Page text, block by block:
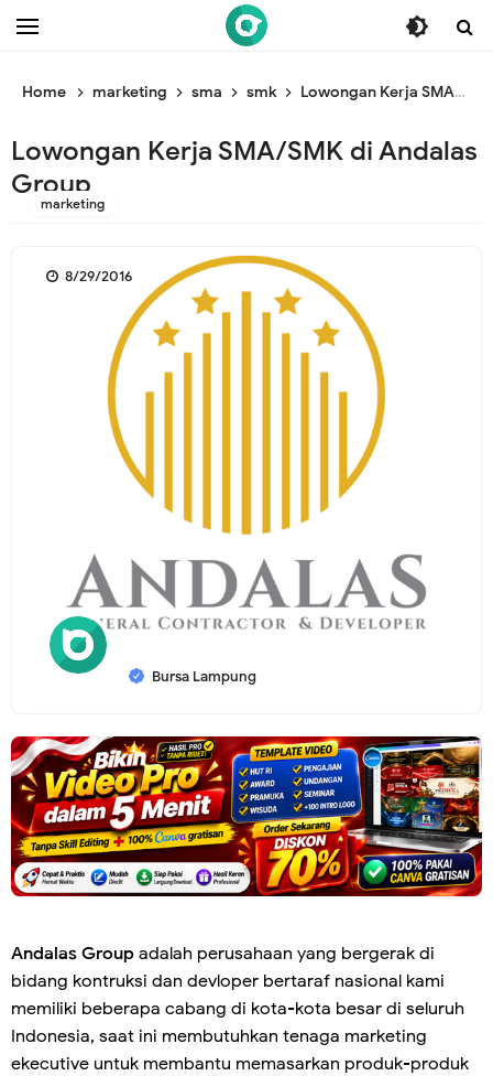
/* ganti br end */
Home marketing sma smk Lowongan Kerja SMA/SMK di Andalas Group
Lowongan Kerja SMA/SMK di Andalas
Group
marketing
Bursa Lampung
8/29/2016
Andalas Group adalah perusahaan yang bergerak di
bidang kontruksi dan devloper bertaraf nasional kami
memiliki beberapa cabang di kota-kota besar di seluruh
Indonesia, saat ini membutuhkan tenaga marketing
ekecutive untuk membantu memasarkan produk-produk